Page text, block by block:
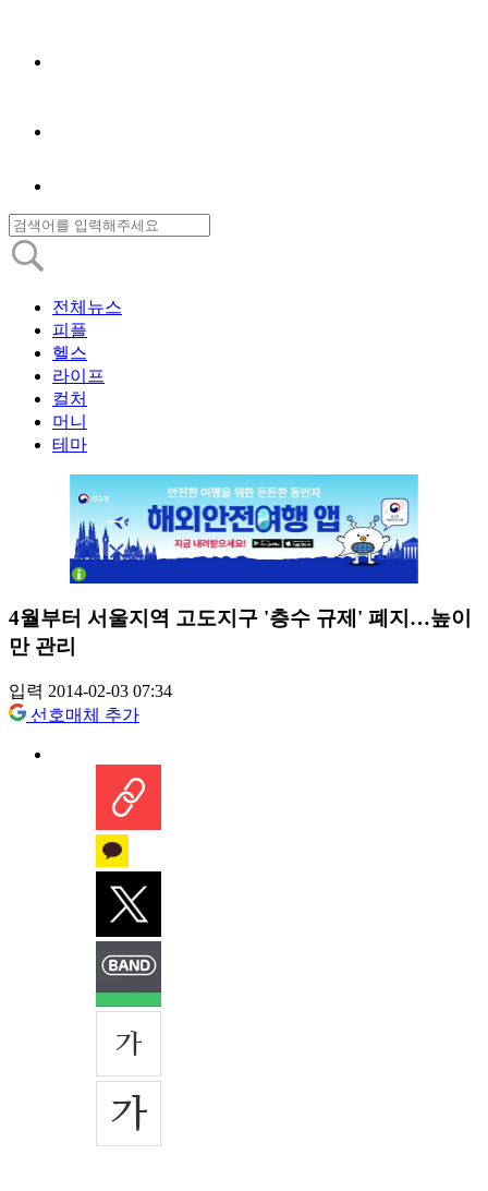
전체뉴스
피플
헬스
라이프
컬처
머니
테마
4월부터 서울지역 고도지구 '층수 규제' 폐지…높이
만 관리
입력 2014-02-03 07:34
선호매체 추가